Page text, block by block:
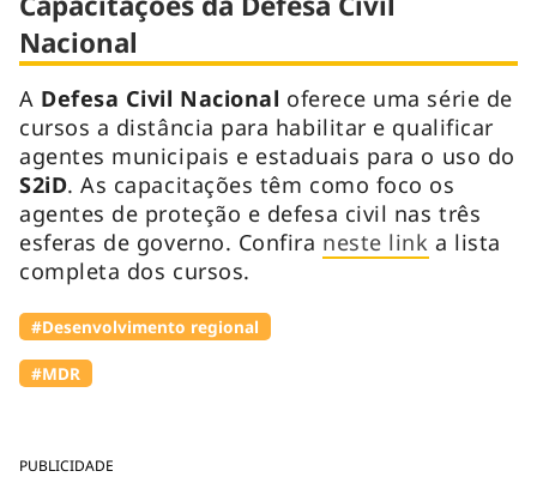
PUBLICIDADE
Nacional
A Defesa Civil Nacional oferece uma série de
cursos a distância para habilitar e qualificar
agentes municipais e estaduais para o uso do
S2iD. As capacitações têm como foco os
agentes de proteção e defesa civil nas três
esferas de governo. Confira neste link a lista
completa dos cursos.
#Desenvolvimento regional
#MDR